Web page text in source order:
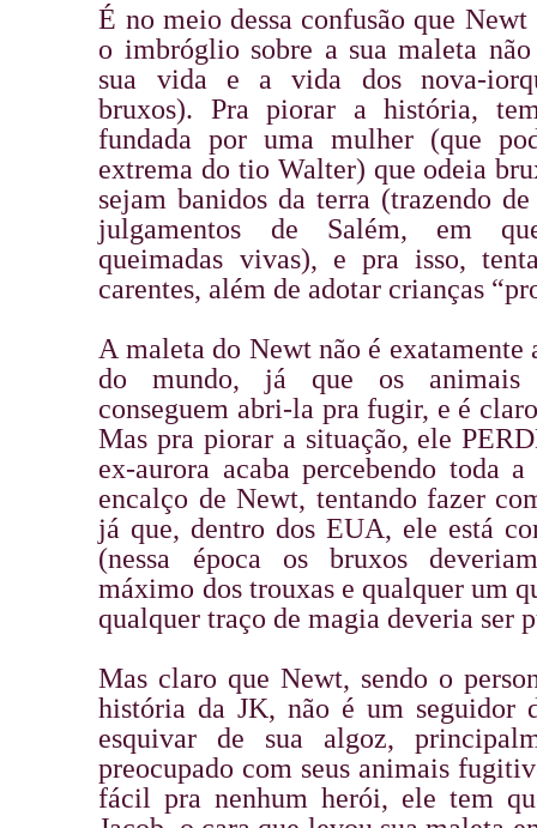
É no meio dessa confusão que
o imbróglio sobre a sua maleta
sua vida e a vida dos nova-
bruxos). Pra piorar a história,
fundada por uma mulher (que
extrema do tio Walter) que odeia
sejam banidos da terra (trazendo
julgamentos de Salém, em
queimadas vivas), e pra isso,
carentes, além de adotar crianças
A maleta do Newt não é exatamente
do mundo, já que os animais
conseguem abri-la pra fugir, e é
Mas pra piorar a situação, ele
ex-aurora acaba percebendo toda
encalço de Newt, tentando fazer
já que, dentro dos EUA, ele está
(nessa época os bruxos
máximo dos trouxas e qualquer um
qualquer traço de magia deveria ser
Mas claro que Newt, sendo o
história da JK, não é um seguidor
esquivar de sua algoz,
preocupado com seus animais
fácil pra nenhum herói, ele tem